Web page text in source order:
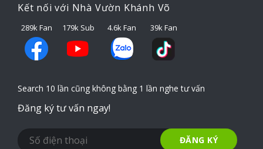
Kết nối với Nhà Vườn Khánh Võ
289k Fan 179k Sub 4.6k Fan 39k Fan
Search 10 lần cũng không bằng 1 lần nghe tư vấn
Đăng ký tư vấn ngay!